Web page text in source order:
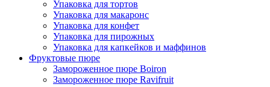
Упаковка для тортов
Упаковка для макаронс
Упаковка для конфет
Упаковка для пирожных
Упаковка для капкейков и маффинов
Фруктовые пюре
Замороженное пюре Boiron
Замороженное пюре Ravifruit